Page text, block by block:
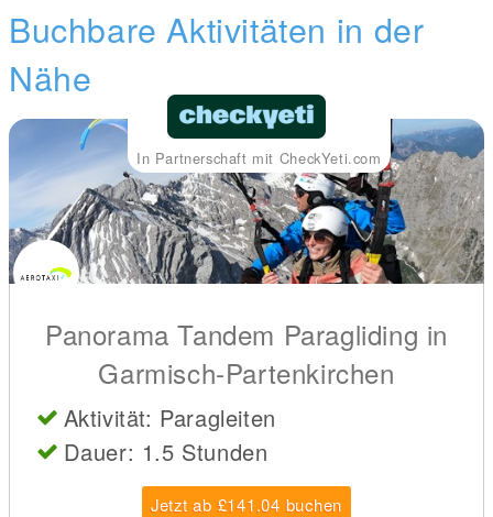
Buchbare Aktivitäten in der
Nähe
In Partnerschaft mit CheckYeti.com
Panorama Tandem Paragliding in
Garmisch-Partenkirchen
Aktivität: Paragleiten
Dauer: 1.5 Stunden
Jetzt ab £141.04 buchen